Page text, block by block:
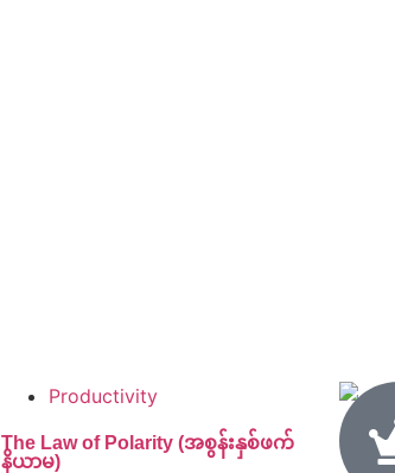
Productivity
The Law of Polarity (အစွန်းနှစ်ဖက်
နိယာမ)